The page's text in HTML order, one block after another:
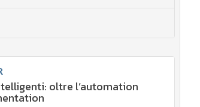
oltre l’automation